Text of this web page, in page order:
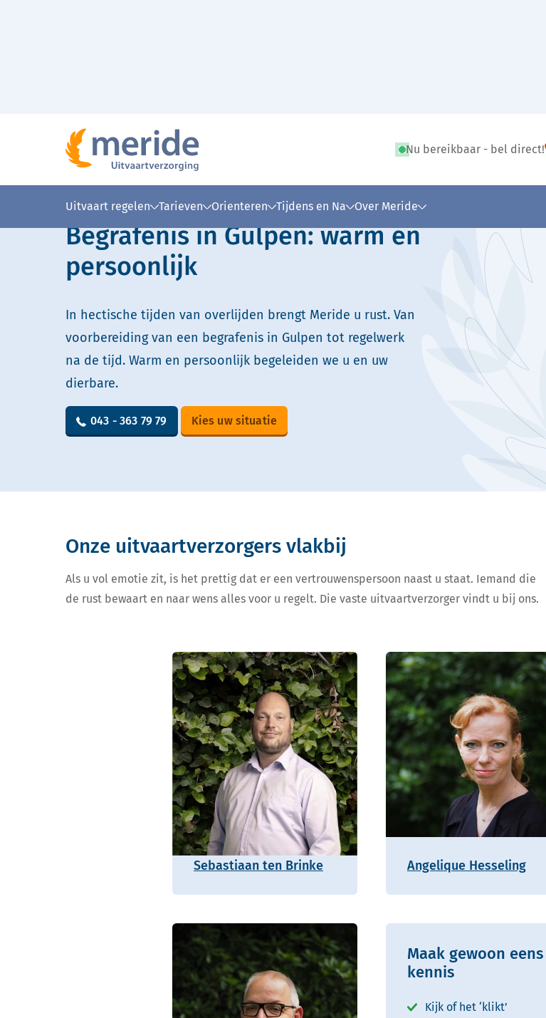
Nu bereikbaar - bel direct!
Uitvaart regelen Tarieven Orienteren Tijdens en Na Over Meride
Lees voor Uitleg woorden Simpele tekst
Begrafenis in Gulpen: warm en
persoonlijk
In hectische tijden van overlijden brengt Meride u rust. Van
voorbereiding van een begrafenis in Gulpen tot regelwerk
na de tijd. Warm en persoonlijk begeleiden we u en uw
dierbare.
043 - 363 79 79 Kies uw situatie
Onze uitvaartverzorgers vlakbij
Als u vol emotie zit, is het prettig dat er een vertrouwenspersoon naast u staat. Iemand die
de rust bewaart en naar wens alles voor u regelt. Die vaste uitvaartverzorger vindt u bij ons.
Sebastiaan ten Brinke Angelique Hesseling
Maak gewoon eens
kennis
Kijk of het ‘klikt’